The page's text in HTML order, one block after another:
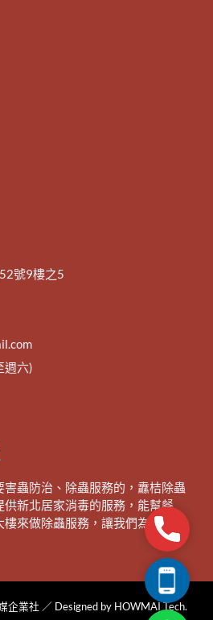
害蟲防治、除蟲服務的，纛桔除蟲
新北居家消毒的服務，能幫餐
來做除蟲服務，讓我們為你除去
號9樓之5
週六)
企業社 ／ Designed by HOWMAI Tech.
Phone